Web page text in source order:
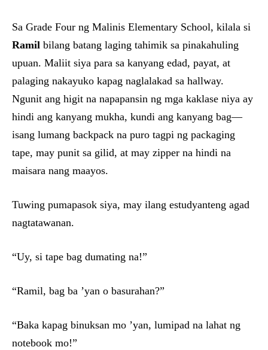
Sa Grade Four ng Malinis Elementary School, kilala si
Ramil bilang batang laging tahimik sa pinakahuling
upuan. Maliit siya para sa kanyang edad, payat, at
palaging nakayuko kapag naglalakad sa hallway.
Ngunit ang higit na napapansin ng mga kaklase niya ay
hindi ang kanyang mukha, kundi ang kanyang bag—
isang lumang backpack na puro tagpi ng packaging
tape, may punit sa gilid, at may zipper na hindi na
maisara nang maayos.
Tuwing pumapasok siya, may ilang estudyanteng agad
nagtatawanan.
“Uy, si tape bag dumating na!”
“Ramil, bag ba ’yan o basurahan?”
“Baka kapag binuksan mo ’yan, lumipad na lahat ng
notebook mo!”